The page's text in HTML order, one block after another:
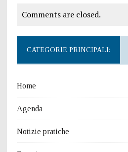
Comments are closed.
CATEGORIE PRINCIPALI:
Home
Agenda
Notizie pratiche